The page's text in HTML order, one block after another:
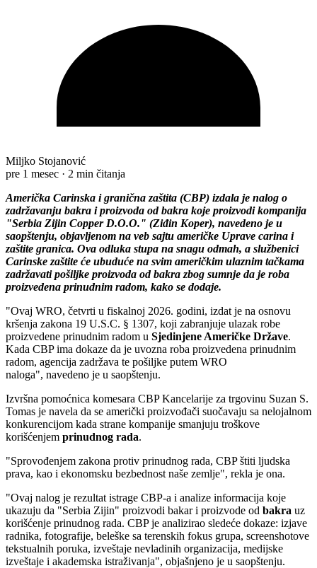
Miljko Stojanović
pre 1 mesec · 2 min čitanja
Američka Carinska i granična zaštita (CBP) izdala je nalog o
zadržavanju bakra i proizvoda od bakra koje proizvodi kompanija
"Serbia Zijin Copper D.O.O." (Ziđin Koper), navedeno je u
saopštenju, objavljenom na veb sajtu američke Uprave carina i
zaštite granica. Ova odluka stupa na snagu odmah, a službenici
Carinske zaštite će ubuduće na svim američkim ulaznim tačkama
zadržavati pošiljke proizvoda od bakra zbog sumnje da je roba
proizvedena prinudnim radom, kako se dodaje.
"Ovaj WRO, četvrti u fiskalnoj 2026. godini, izdat je na osnovu
kršenja zakona 19 U.S.C. § 1307, koji zabranjuje ulazak robe
proizvedene prinudnim radom u Sjedinjene Američke Države.
Kada CBP ima dokaze da je uvozna roba proizvedena prinudnim
radom, agencija zadržava te pošiljke putem WRO
naloga", navedeno je u saopštenju.
Izvršna pomoćnica komesara CBP Kancelarije za trgovinu Suzan S.
Tomas je navela da se američki proizvođači suočavaju sa nelojalnom
konkurencijom kada strane kompanije smanjuju troškove
korišćenjem prinudnog rada.
"Sprovođenjem zakona protiv prinudnog rada, CBP štiti ljudska
prava, kao i ekonomsku bezbednost naše zemlje", rekla je ona.
"Ovaj nalog je rezultat istrage CBP-a i analize informacija koje
ukazuju da "Serbia Zijin" proizvodi bakar i proizvode od bakra uz
korišćenje prinudnog rada. CBP je analizirao sledeće dokaze: izjave
radnika, fotografije, beleške sa terenskih fokus grupa, screenshotove
tekstualnih poruka, izveštaje nevladinih organizacija, medijske
izveštaje i akademska istraživanja", objašnjeno je u saopštenju.